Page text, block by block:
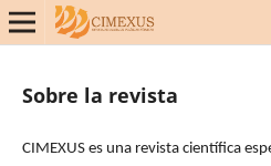
Sobre la revista
CIMEXUS es una revista científica